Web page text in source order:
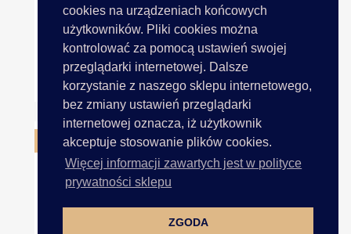
cookies na urządzeniach końcowych
użytkowników. Pliki cookies można
kontrolować za pomocą ustawień swojej
przeglądarki internetowej. Dalsze
korzystanie z naszego sklepu internetowego,
bez zmiany ustawień przeglądarki
internetowej oznacza, iż użytkownik
akceptuje stosowanie plików cookies.
Więcej informacji zawartych jest w polityce
prywatności sklepu
ZGODA
Suwaki 18cm Metalowy 5mm...
OBECNIE BRAK NA STANIE